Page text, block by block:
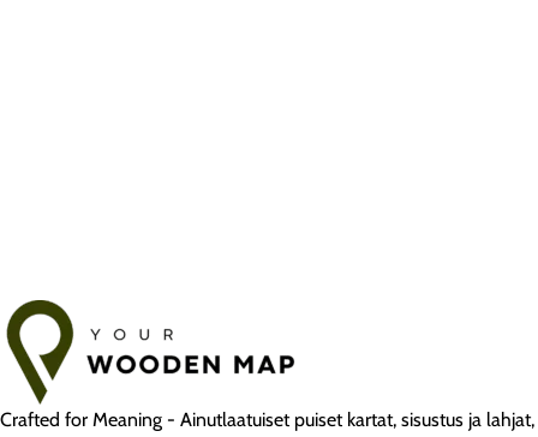
Crafted for Meaning - Ainutlaatuiset puiset kartat, sisustus ja lahjat,